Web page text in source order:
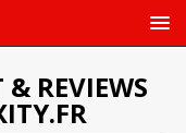
REVIEWS